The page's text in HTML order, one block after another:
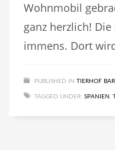
Wohnmobil
ganz herzlich!
immens. Dort
PUBLISHED IN TIERHOF
TAGGED UNDER: SPANIEN ,